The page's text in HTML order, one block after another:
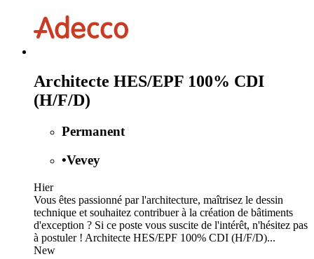
Architecte HES/EPF 100% CDI
(H/F/D)
Permanent
•Vevey
Hier
Vous êtes passionné par l'architecture, maîtrisez le dessin
technique et souhaitez contribuer à la création de bâtiments
d'exception ? Si ce poste vous suscite de l'intérêt, n'hésitez pas
à postuler ! Architecte HES/EPF 100% CDI (H/F/D)...
New